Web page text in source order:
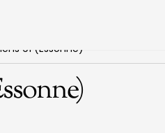
91 (Essonne)